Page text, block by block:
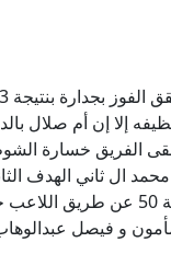
الفريق خسارة
فهد محمد حسن بالدقيقة 49 ، و لكن أم صلال